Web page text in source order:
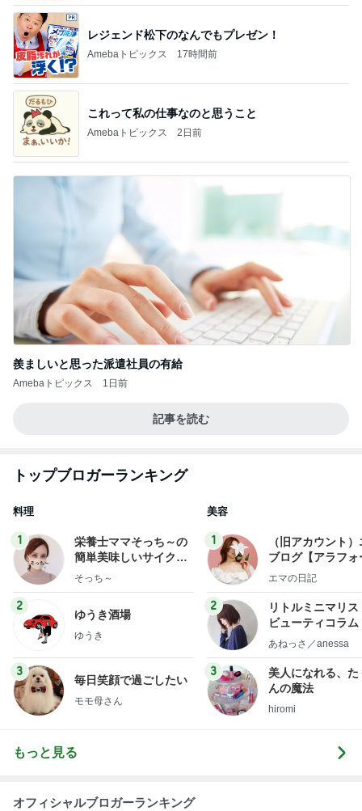
レジェンド松下のなんでもプレゼン！
Amebaトピックス 17時間前
これって私の仕事なのと思うこと
Amebaトピックス 2日前
羨ましいと思った派遣社員の有給
Amebaトピックス 1日前
記事を読む
トップブロガーランキング
料理
1
栄養士ママそっち～の
簡単美味しいサイクル
献立
そっち～
2
ゆうき酒場
ゆうき
3
毎日笑顔で過ごしたい
モモ母さん
美容
1
（旧アカウント
ブログ【アラフォ
社売却セカンドラ
エマの日記
2
リトルミニマリス
ビューティコラ
little
あねっさ／anessa
3
美人になれる、た
んの魔法
hiromi
もっと見る
オフィシャルブロガーランキング